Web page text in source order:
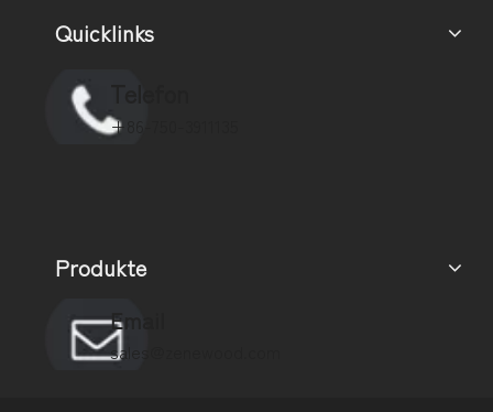
Quicklinks
+86-750-3911135
Produkte
Email
sales@zenewood.com